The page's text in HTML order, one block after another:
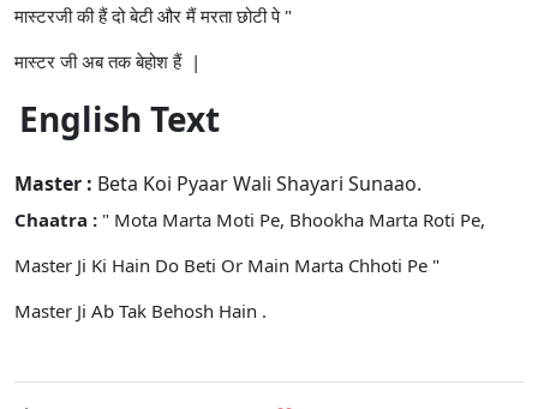
मास्टरजी की हैं दो बेटी और मैं मरता छोटी पे "
मास्टर जी अब तक बेहोश हैं |
English Text
Master : Beta Koi Pyaar Wali Shayari Sunaao.
Chaatra : " Mota Marta Moti Pe, Bhookha Marta Roti Pe,
Master Ji Ki Hain Do Beti Or Main Marta Chhoti Pe "
Master Ji Ab Tak Behosh Hain .